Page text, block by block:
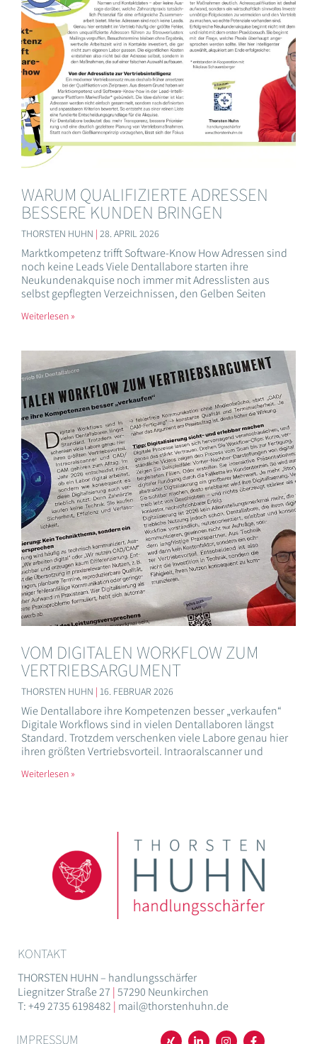
WARUM QUALIFIZIERTE ADRESSEN
BESSERE KUNDEN BRINGEN
THORSTEN HUHN 28. APRIL 2026
Marktkompetenz trifft Software-Know How Adressen sind
noch keine Leads Viele Dentallabore starten ihre
Neukundenakquise noch immer mit Adresslisten aus
selbst gepflegten Verzeichnissen, den Gelben Seiten
Weiterlesen »
VOM DIGITALEN WORKFLOW ZUM
VERTRIEBSARGUMENT
THORSTEN HUHN 16. FEBRUAR 2026
Wie Dentallabore ihre Kompetenzen besser „verkaufen“
Digitale Workflows sind in vielen Dentallaboren längst
Standard. Trotzdem verschenken viele Labore genau hier
ihren größten Vertriebsvorteil. Intraoralscanner und
Weiterlesen »
KONTAKT
THORSTEN HUHN – handlungsschärfer
Liegnitzer Straße 27 |57290 Neunkirchen
T: +49 2735 6198482 | mail@thorstenhuhn.de
IMPRESSUM